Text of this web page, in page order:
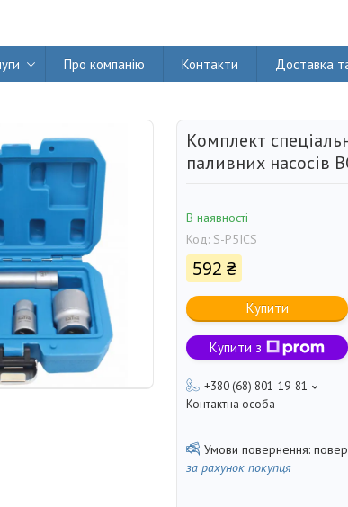
Про компанію Контакти Доставка
Комплект
паливних насосів
В наявності
Код: S-P5ICS
592 ₴
Купити
Купити з
+380 (68) 801-19-81
Контактна особа
за рахунок покупця